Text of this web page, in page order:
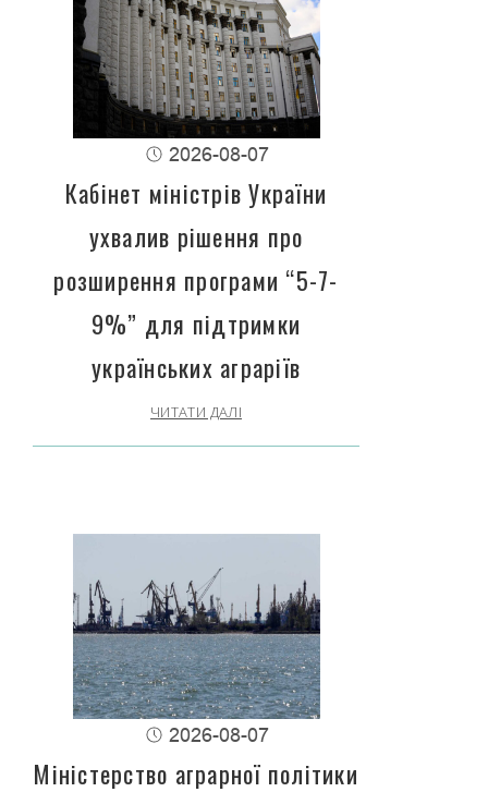
2026-08-07
Кабінет міністрів України
ухвалив рішення про
розширення програми “5-7-
9%” для підтримки
українських аграріїв
ЧИТАТИ ДАЛІ
2026-08-07
Міністерство аграрної політики